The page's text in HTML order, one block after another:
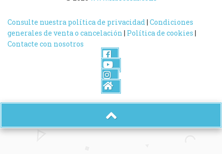
Consulte nuestra política de privacidad | Condiciones
generales de venta o cancelación | Política de cookies |
Contacte con nosotros